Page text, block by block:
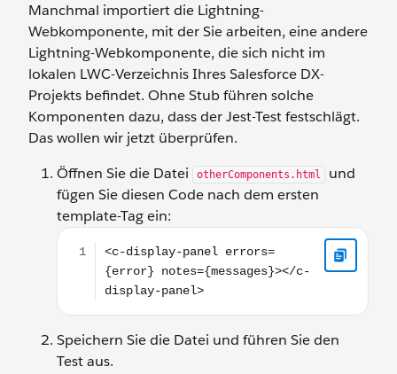
Manchmal importiert die Lightning-
Webkomponente, mit der Sie arbeiten, eine andere
Lightning-Webkomponente, die sich nicht im
lokalen LWC-Verzeichnis Ihres Salesforce DX-
Projekts befindet. Ohne Stub führen solche
Komponenten dazu, dass der Jest-Test festschlägt.
Das wollen wir jetzt überprüfen.
Öffnen Sie die Datei
otherComponents.html
und
fügen Sie diesen Code nach dem ersten
template-Tag ein:
<c-display-panel errors={error}
Speichern Sie die Datei und führen Sie den
Test aus.